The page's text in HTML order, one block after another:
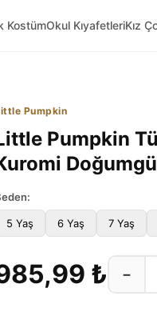
KostümOkul KıyafetleriKız
Pumpkin
Pumpkin
5 Yaş 6 Yaş 7 Yaş
₺ −